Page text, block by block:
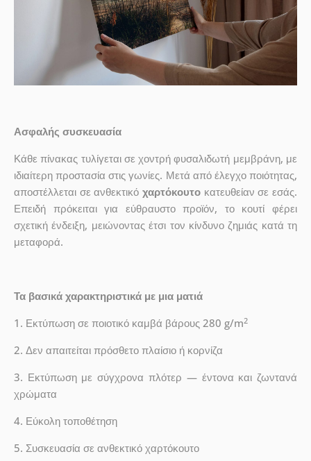
Ασφαλής συσκευασία
Κάθε πίνακας τυλίγεται σε χοντρή φυσαλιδωτή μεμβράνη, με
ιδιαίτερη προστασία στις γωνίες. Μετά από έλεγχο ποιότητας,
αποστέλλεται σε ανθεκτικό χαρτόκουτο κατευθείαν σε εσάς.
Επειδή πρόκειται για εύθραυστο προϊόν, το κουτί φέρει
σχετική ένδειξη, μειώνοντας έτσι τον κίνδυνο ζημιάς κατά τη
μεταφορά.
Τα βασικά χαρακτηριστικά με μια ματιά
1. Εκτύπωση σε ποιοτικό καμβά βάρους 280 g/m2
2. Δεν απαιτείται πρόσθετο πλαίσιο ή κορνίζα
3. Εκτύπωση με σύγχρονα πλότερ — έντονα και ζωντανά
χρώματα
4. Εύκολη τοποθέτηση
5. Συσκευασία σε ανθεκτικό χαρτόκουτο